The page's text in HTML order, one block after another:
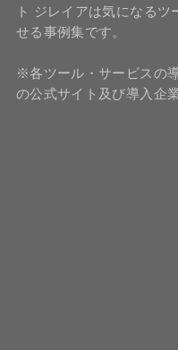
ト ジレイアは気になる
せる事例集です。
※各ツール・サービスの
の公式サイト及び導入企